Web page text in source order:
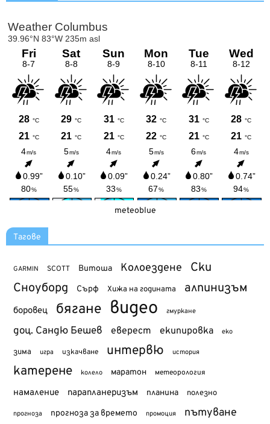
meteoblue
Тагове
GARMIN SCOTT Витоша Колоездене Ски
Сноуборд Сърф Хижа на годината алпинизъм
боровец бягане видео гмуркане
доц. Сандю Бешев еверест екипировка еко
зима игра изкачване интервю история
катерене колело маратон метеорология
намаление парапланеризъм планина полезно
прогноза прогноза за времето промоция пътуване